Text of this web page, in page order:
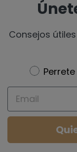
Consejos
Newsletter
Perrete
Email